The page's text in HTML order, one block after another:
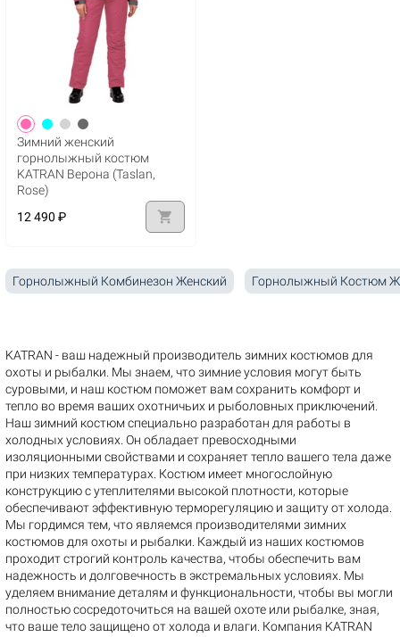
Зимний женский
горнолыжный костюм
KATRAN Верона (Taslan,
Rose)
12 490 ₽
shopping_cart
Горнолыжный Комбинезон Женский Горнолыжный Костюм
KATRAN - ваш надежный производитель зимних костюмов для
охоты и рыбалки. Мы знаем, что зимние условия могут быть
суровыми, и наш костюм поможет вам сохранить комфорт и
тепло во время ваших охотничьих и рыболовных приключений.
Наш зимний костюм специально разработан для работы в
холодных условиях. Он обладает превосходными
изоляционными свойствами и сохраняет тепло вашего тела даже
при низких температурах. Костюм имеет многослойную
конструкцию с утеплителями высокой плотности, которые
обеспечивают эффективную терморегуляцию и защиту от холода.
Мы гордимся тем, что являемся производителями зимних
костюмов для охоты и рыбалки. Каждый из наших костюмов
проходит строгий контроль качества, чтобы обеспечить вам
надежность и долговечность в экстремальных условиях. Мы
уделяем внимание деталям и функциональности, чтобы вы могли
полностью сосредоточиться на вашей охоте или рыбалке, зная,
что ваше тело защищено от холода и влаги. Компания KATRAN